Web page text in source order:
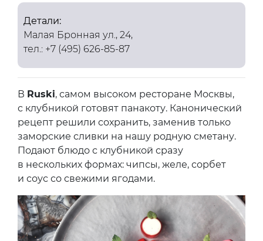
Детали:
Малая Бронная ул., 24,
тел.: +7 (495) 626-85-87
В Ruski, самом высоком ресторане Москвы,
с клубникой готовят панакоту. Канонический
рецепт решили сохранить, заменив только
заморские сливки на нашу родную сметану.
Подают блюдо с клубникой сразу
в нескольких формах: чипсы, желе, сорбет
и соус со свежими ягодами.